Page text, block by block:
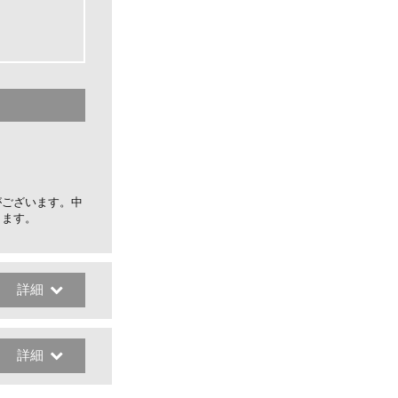
ざいます。中
す。
詳細
詳細